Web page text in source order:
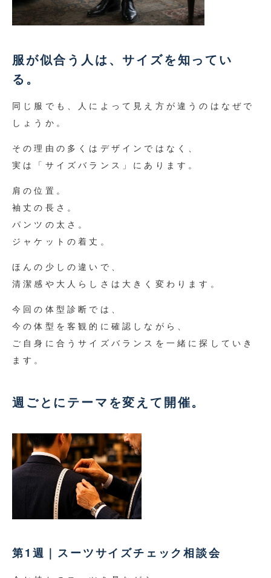
服が似合う人は、サイズを知ってい
る。
同じ服でも、人によって見え方が違うのはなぜで
しょうか。
その理由の多くはデザインではなく、
実は「サイズバランス」にあります。
肩の位置。
袖丈の長さ。
パンツの太さ。
ジャケットの着丈。
ほんの少しの違いで、
清潔感や大人らしさは大きく変わります。
今回の体型診断では、
今の体型を客観的に確認しながら、
ご自身に合うサイズバランスを一緒に探していき
ます。
週ごとにテーマを変えて開催。
第1週｜スーツサイズチェック相談会